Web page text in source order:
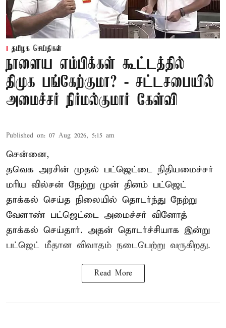
தமிழக செய்திகள்
நாளைய எம்பிக்கள் கூட்டத்தில்
திமுக பங்கேற்குமா? - சட்டசபையில்
அமைச்சர் நிர்மல்குமார் கேள்வி
Published on: 07 Aug 2026, 5:15 am
சென்னை,
தவெக அரசின் முதல் பட்ஜெட்டை நிதியமைச்சர்
மரிய வில்சன் நேற்று முன் தினம் பட்ஜெட்
தாக்கல் செய்த நிலையில் தொடர்ந்து நேற்று
வேளாண் பட்ஜெட்டை அமைச்சர் வினோத்
தாக்கல் செய்தார். அதன் தொடர்ச்சியாக இன்று
பட்ஜெட் மீதான விவாதம் நடைபெற்று வருகிறது.
Read More